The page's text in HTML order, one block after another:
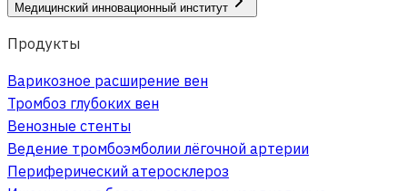
Медицинский инновационный институт
Продукты
Варикозное расширение вен
Тромбоз глубоких вен
Венозные стенты
Ведение тромбоэмболии лёгочной артерии
Периферический атеросклероз